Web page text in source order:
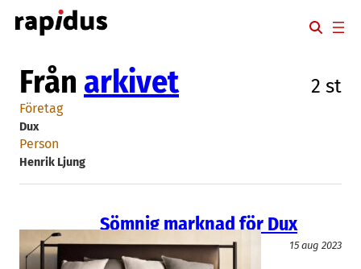
Hoppa
till
Från arkivet 2 st
Företag
Dux
Person
Henrik Ljung
Sömnig marknad för Dux
Teknik/Verkstadsindustri
15 aug 2023
Dux, Duxiana Henrik Ljung